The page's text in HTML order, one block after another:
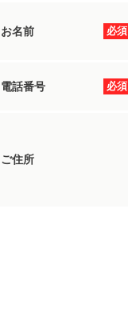
必須
お名前
必須
電話番号
ご住所